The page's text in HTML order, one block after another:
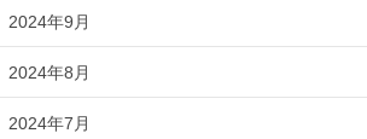
2024年9月
2024年8月
2024年7月